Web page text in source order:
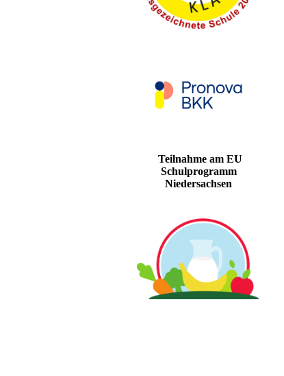
Teilnahme am EU
Schulprogramm
Niedersachsen